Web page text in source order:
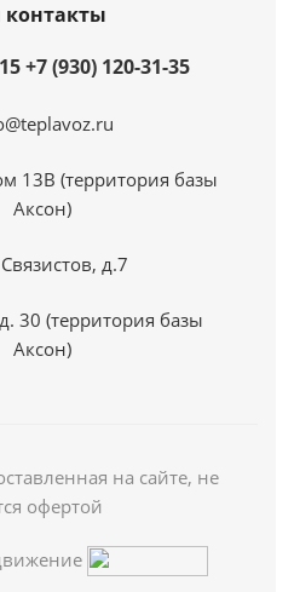
+7 (930) 120-31-35
13В (территория базы
Аксон)
д.7
30 (территория базы
Аксон)
на сайте, не
офертой